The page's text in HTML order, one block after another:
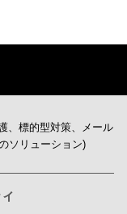
、標的型対策、メール
ソリューション)